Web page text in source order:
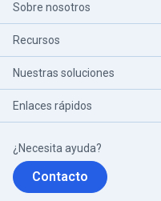
Sobre nosotros
Recursos
Nuestras soluciones
Enlaces rápidos
¿Necesita ayuda?
Contacto